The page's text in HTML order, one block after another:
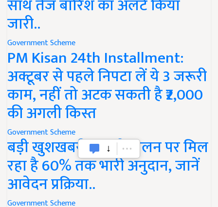
साथ तेज बारिश का अलर्ट किया
जारी..
Government Scheme
PM Kisan 24th Installment:
अक्टूबर से पहले निपटा लें ये 3 जरूरी
काम, नहीं तो अटक सकती है ₹2,000
की अगली किस्त
Government Scheme
बड़ी खुशखबरी! बकरी पालन पर मिल
रहा है 60% तक भारी अनुदान, जानें
आवेदन प्रक्रिया..
Government Scheme